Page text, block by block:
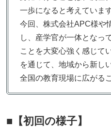
一歩になると考えています
今回、株式会社APC様や
し、産学官が一体となっ
ことを大変心強く感じて
を通じて、地域から新し
全国の教育現場に広がる
■ 【初回の様子】